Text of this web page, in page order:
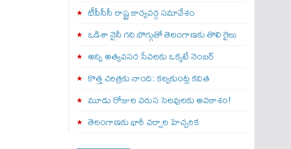
టీపీసీసీ రాష్ట్ర కార్యవర్గ సమావేశం
ఒడిశా నైనీ గని బొగ్గుతో తెలంగాణకు తొలి రైలు
అన్ని అత్యవసర సేవలకు ఒక్క‌టే నెంబ‌ర్‌
కొత్త చరిత్రకు నాంది: క‌ల్వ‌కుంట్ల కవిత
మూడు రోజుల వరుస సెలవులకు అవకాశం!
తెలంగాణకు భారీ వర్షాల హెచ్చరిక